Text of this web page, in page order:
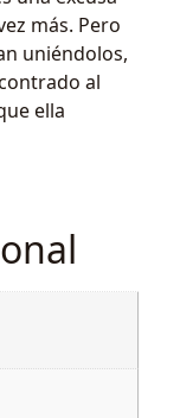
más. Pero
uniéndolos,
al
ella